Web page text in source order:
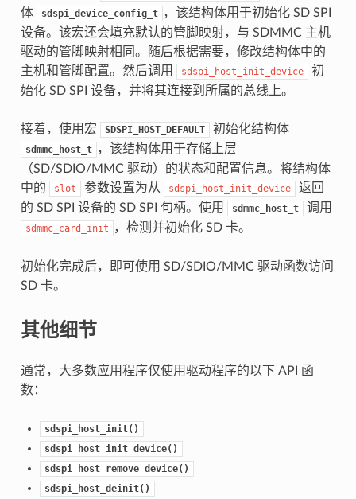
体
sdspi_device_config_t ，该结构体用于初始化 SD SPI
设备。该宏还会填充默认的管脚映射，与 SDMMC 主机
驱动的管脚映射相同。随后根据需要，修改结构体中的
主机和管脚配置。然后调用
sdspi_host_init_device
初
始化 SD SPI 设备，并将其连接到所属的总线上。
接着，使用宏 SDSPI_HOST_DEFAULT 初始化结构体
sdmmc_host_t ，该结构体用于存储上层
（SD/SDIO/MMC 驱动）的状态和配置信息。将结构体
中的
slot 参数设置为从 sdspi_host_init_device
返回
的 SD SPI 设备的 SD SPI 句柄。使用
sdmmc_host_t 调用
sdmmc_card_init ，检测并初始化 SD 卡。
初始化完成后，即可使用 SD/SDIO/MMC 驱动函数访问
SD 卡。
其他细节
通常，大多数应用程序仅使用驱动程序的以下 API 函
数：
sdspi_host_init()
sdspi_host_init_device()
sdspi_host_remove_device()
sdspi_host_deinit()